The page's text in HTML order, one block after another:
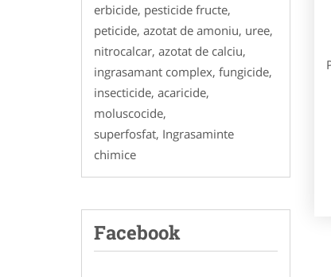
erbicide, pesticide fructe,
peticide, azotat de amoniu, uree,
nitrocalcar, azotat de calciu,
ingrasamant complex, fungicide,
insecticide, acaricide,
moluscocide,
superfosfat, Ingrasaminte
chimice
Facebook